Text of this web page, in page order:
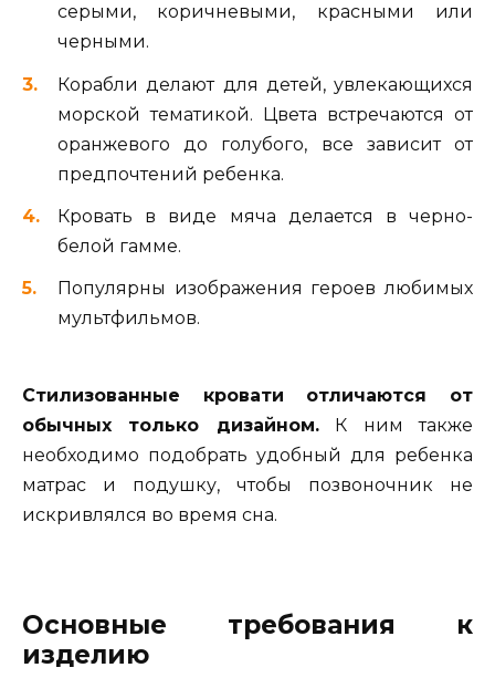
серыми, коричневыми, красными или
черными.
Корабли делают для детей, увлекающихся
морской тематикой. Цвета встречаются от
оранжевого до голубого, все зависит от
предпочтений ребенка.
Кровать в виде мяча делается в черно-
белой гамме.
Популярны изображения героев любимых
мультфильмов.
Стилизованные кровати отличаются от
обычных только дизайном.К ним также
необходимо подобрать удобный для ребенка
матрас и подушку, чтобы позвоночник не
искривлялся во время сна.
Основные требования к
изделию